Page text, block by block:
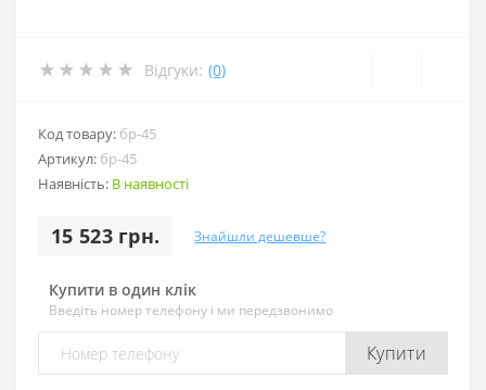
Відгуки: (0)
Код товару: бр-45
Артикул: бр-45
Наявність: В наявності
15 523 грн. Знайшли дешевше?
Купити в один клік
Введіть номер телефону і ми передзвонимо
Купити